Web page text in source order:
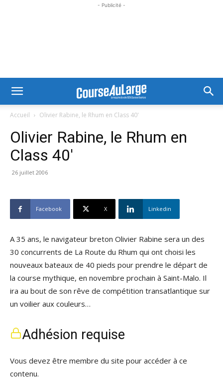
- Publicité -
Accueil Olivier Rabine, le Rhum en Class 40'
Olivier Rabine, le Rhum en
Class 40′
26 juillet 2006
Facebook X Linkedin
A 35 ans, le navigateur breton Olivier Rabine sera un des
30 concurrents de La Route du Rhum qui ont choisi les
nouveaux bateaux de 40 pieds pour prendre le départ de
la course mythique, en novembre prochain à Saint-Malo. Il
ira au bout de son rêve de compétition transatlantique sur
un voilier aux couleurs…
Adhésion requise
Vous devez être membre du site pour accéder à ce
contenu.